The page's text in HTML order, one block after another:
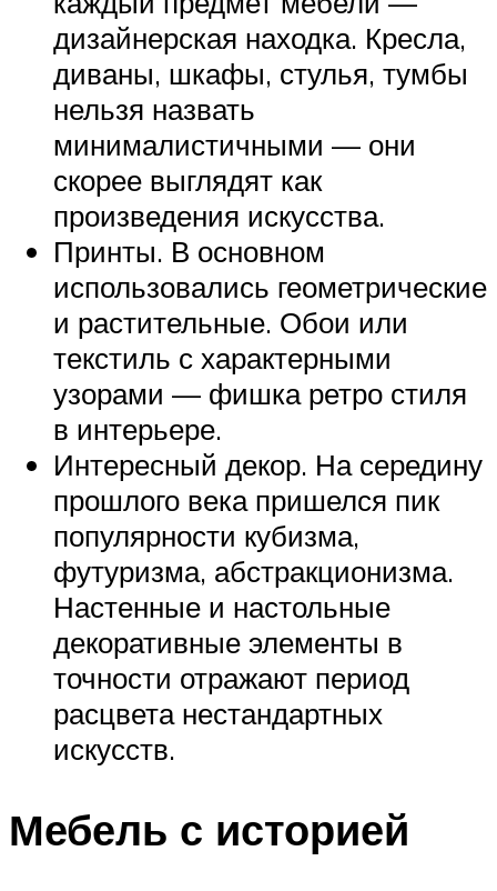
дизайнерская находка. Кресла,
диваны, шкафы, стулья, тумбы
нельзя назвать
минималистичными — они
скорее выглядят как
произведения искусства.
Принты. В основном
использовались геометрические
и растительные. Обои или
текстиль с характерными
узорами — фишка ретро стиля
в интерьере.
Интересный декор. На середину
прошлого века пришелся пик
популярности кубизма,
футуризма, абстракционизма.
Настенные и настольные
декоративные элементы в
точности отражают период
расцвета нестандартных
искусств.
Мебель с историей